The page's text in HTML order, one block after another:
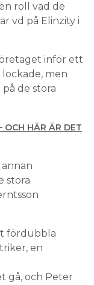
roll vad de
vd på Elinzity i
inför ett
men
de stora
OCH HÄR ÄR DET
stora
fördubbla
en
gå, och Peter